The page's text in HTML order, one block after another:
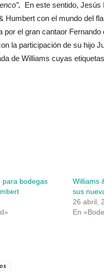
.
En este sentido, Jesús
con el mundo del
el gran cantaor
la participación de su hijo
de Williams cuyas
para bodegas
Williams
sus
26 abril,
En